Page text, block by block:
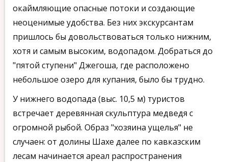
окаймляющие опасные потоки и создающие
неоценимые удобства. Без них экскурсантам
пришлось бы довольствоваться только нижним,
хотя и самым высоким, водопадом. Добраться до
"пятой ступени" Джегоша, где расположено
небольшое озеро для купания, было бы трудно.
Вид на небольшой водопад
У нижнего водопада (выс. 10,5 м) туристов
встречает деревянная скульптура медведя с
огромной рыбой. Образ "хозяина ущелья" не
случаен: от долины Шахе далее по кавказским
лесам начинается ареал распространения